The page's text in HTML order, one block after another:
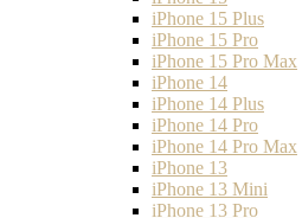
iPhone 15 Plus
iPhone 15 Pro
iPhone 15 Pro Max
iPhone 14
iPhone 14 Plus
iPhone 14 Pro
iPhone 14 Pro Max
iPhone 13
iPhone 13 Mini
iPhone 13 Pro